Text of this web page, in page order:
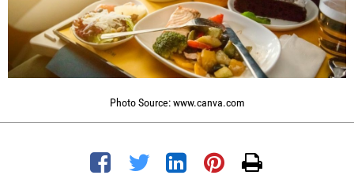
Photo Source: www.canva.com